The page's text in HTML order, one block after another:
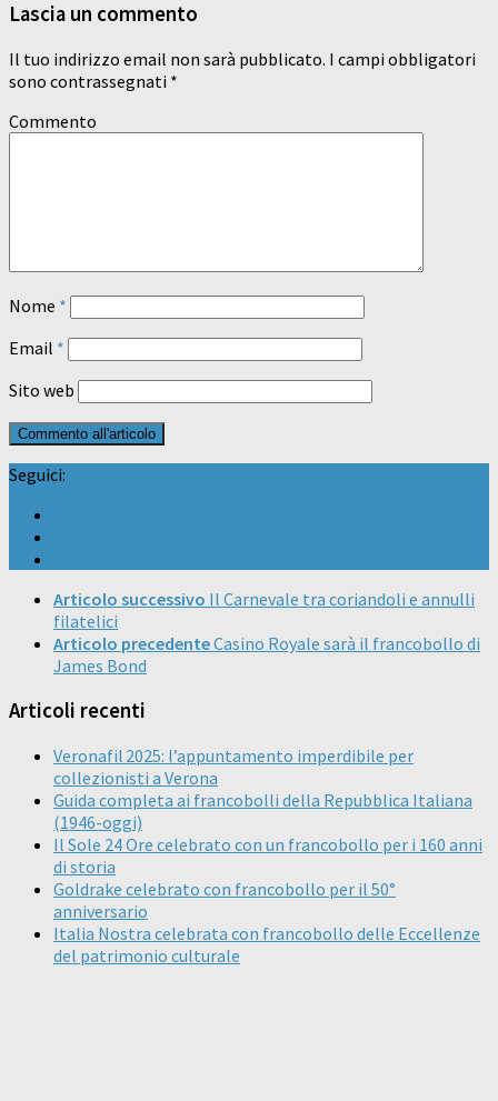
Lascia un commento
Il tuo indirizzo email non sarà pubblicato. I campi obbligatori
sono contrassegnati *
Commento
Nome *
Email *
Sito web
Seguici:
Articolo successivo Il Carnevale tra coriandoli e annulli
filatelici
Articolo precedenteCasino Royale sarà il francobollo di
James Bond
Articoli recenti
Veronafil 2025: l’appuntamento imperdibile per
collezionisti a Verona
Guida completa ai francobolli della Repubblica Italiana
(1946-oggi)
Il Sole 24 Ore celebrato con un francobollo per i 160 anni
di storia
Goldrake celebrato con francobollo per il 50°
anniversario
Italia Nostra celebrata con francobollo delle Eccellenze
del patrimonio culturale